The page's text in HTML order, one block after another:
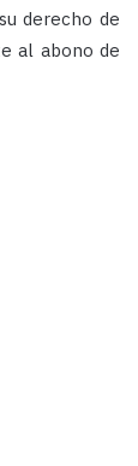
derecho de
al abono de